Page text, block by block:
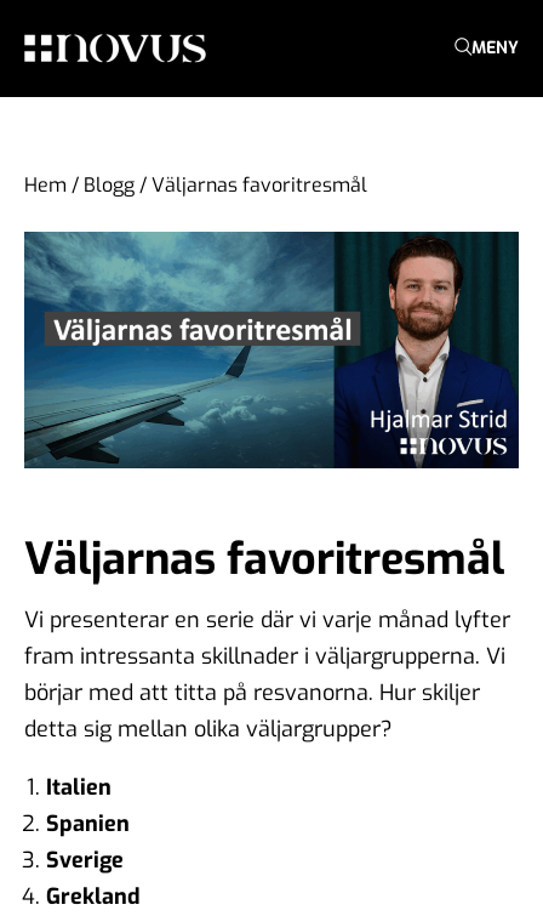
MENY
Hem / Blogg/Väljarnas favoritresmål
Väljarnas favoritresmål
Vi presenterar en serie där vi varje månad lyfter
fram intressanta skillnader i väljargrupperna. Vi
börjar med att titta på resvanorna. Hur skiljer
detta sig mellan olika väljargrupper?
Italien
Spanien
Sverige
Grekland